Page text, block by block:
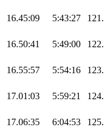
16.45:09 5:43:27 121.
16.50:41 5:49:00 122.
16.55:57 5:54:16 123.
17.01:03 5:59:21 124.
17.06:35 6:04:53 125.